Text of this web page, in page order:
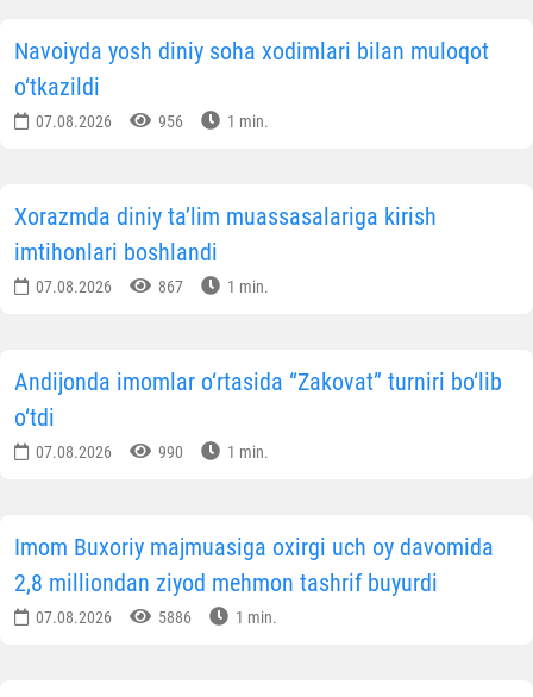
Navoiyda yosh diniy soha xodimlari bilan muloqot
o‘tkazildi
07.08.2026 956 1 min.
Xorazmda diniy ta’lim muassasalariga kirish
imtihonlari boshlandi
07.08.2026 867 1 min.
Andijonda imomlar o‘rtasida “Zakovat” turniri bo‘lib
o‘tdi
07.08.2026 990 1 min.
Imom Buxoriy majmuasiga oxirgi uch oy davomida
2,8 milliondan ziyod mehmon tashrif buyurdi
07.08.2026 5886 1 min.